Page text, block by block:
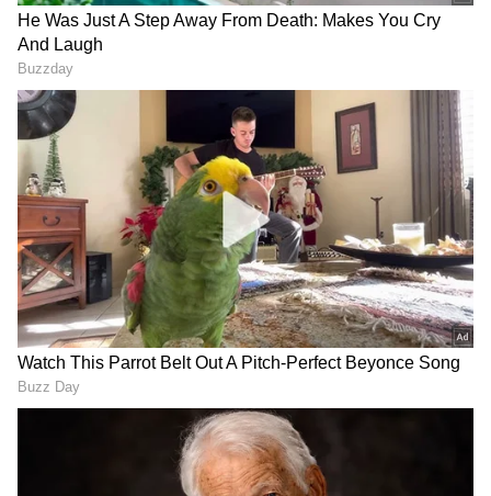
Image Credit :
ಮತ್ತೆ ಲಂಗ ದಾವಣಿಯಲ್ಲಿ ಮಿಂಚಿಂಗ್
ಇದೀಗ ಆರಾಧನಾ ಮತ್ತೆ ಲಂಗ ದಾವಣಿಯಲ್ಲಿ ಮಿಂಚಿದ್ದಾರೆ.
ಇದು ಯಾವುದೇ ಸಿನಿಮಾದ ಚಿತ್ರ ಅಲ್ಲ. ಅವರ ಫೋಟೋ
ಶೂಟ್ ಸಂದರ್ಭದಲ್ಲಿ ಕ್ಲಿಕ್ ಮಾಡಿರುವಂತಹ ಮುದ್ದಾದ
ಫೋಟೊಗಳು. ನಟಿಯನ್ನು ಮತ್ತೆ ಲಂಗದಾವಣಿಯಲ್ಲಿ ನೋಡಿ
ಫ್ಯಾನ್ಸ್ ಖುಷಿಯಾಗಿದ್ದಾರೆ.